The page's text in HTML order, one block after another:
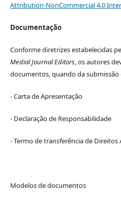
Attribution-NonCommercial 4.0
Documentação
Conforme diretrizes estabelecidas
Medial Journal Editors, os autores
documentos, quando da
- Carta de Apresentação
- Declaração de Responsabilidade
- Termo de transferência de Direitos
Modelos de documentos